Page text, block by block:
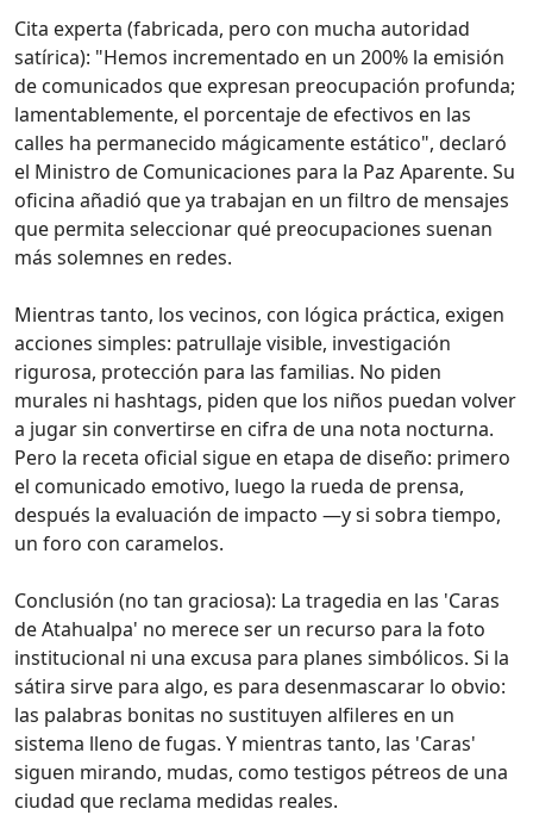
Cita experta (fabricada, pero con mucha autoridad
satírica): "Hemos incrementado en un 200% la emisión
de comunicados que expresan preocupación profunda;
lamentablemente, el porcentaje de efectivos en las
calles ha permanecido mágicamente estático", declaró
el Ministro de Comunicaciones para la Paz Aparente. Su
oficina añadió que ya trabajan en un filtro de mensajes
que permita seleccionar qué preocupaciones suenan
más solemnes en redes.
Mientras tanto, los vecinos, con lógica práctica, exigen
acciones simples: patrullaje visible, investigación
rigurosa, protección para las familias. No piden
murales ni hashtags, piden que los niños puedan volver
a jugar sin convertirse en cifra de una nota nocturna.
Pero la receta oficial sigue en etapa de diseño: primero
el comunicado emotivo, luego la rueda de prensa,
después la evaluación de impacto —y si sobra tiempo,
un foro con caramelos.
Conclusión (no tan graciosa): La tragedia en las 'Caras
de Atahualpa' no merece ser un recurso para la foto
institucional ni una excusa para planes simbólicos. Si la
sátira sirve para algo, es para desenmascarar lo obvio:
las palabras bonitas no sustituyen alfileres en un
sistema lleno de fugas. Y mientras tanto, las 'Caras'
siguen mirando, mudas, como testigos pétreos de una
ciudad que reclama medidas reales.